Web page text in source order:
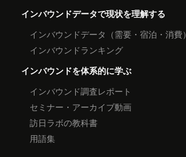
インバウンドデータで現状を理解する
インバウンドデータ（需要・宿泊・消費）
インバウンドランキング
インバウンドを体系的に学ぶ
インバウンド調査レポート
セミナー・アーカイブ動画
訪日ラボの教科書
用語集